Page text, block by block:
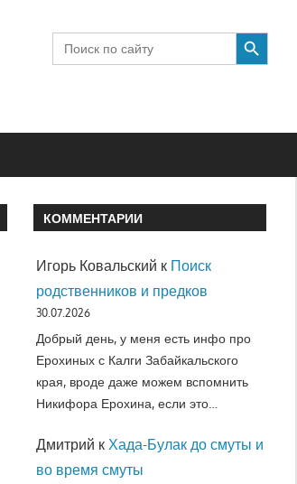
Search
for:
SEARCH BUTTON
КОММЕНТАРИИ
Игорь Ковальский к Поиск
родственников и предков
30.07.2026
Добрый день, у меня есть инфо про
Ерохиных с Калги Забайкальского
края, вроде даже можем вспомнить
Никифора Ерохина, если это…
Дмитрий к Хада-Булак до смуты и
во время смуты